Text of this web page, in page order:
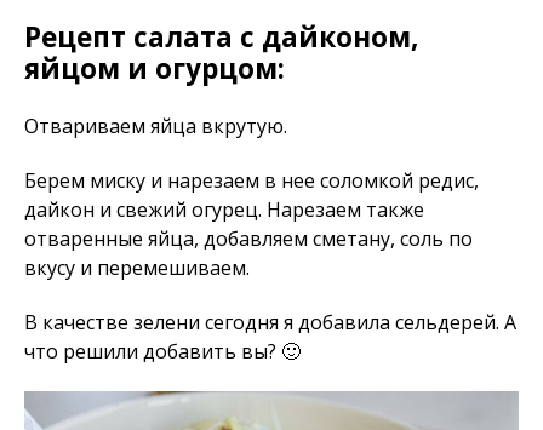
Рецепт салата с дайконом,
яйцом и огурцом:
Отвариваем яйца вкрутую.
Берем миску и нарезаем в нее соломкой редис,
дайкон и свежий огурец. Нарезаем также
отваренные яйца, добавляем сметану, соль по
вкусу и перемешиваем.
В качестве зелени сегодня я добавила сельдерей. А
что решили добавить вы? 🙂